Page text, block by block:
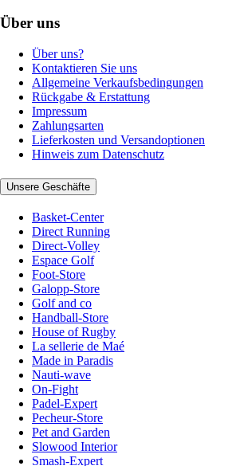
Über uns
Über uns?
Kontaktieren Sie uns
Allgemeine Verkaufsbedingungen
Rückgabe & Erstattung
Impressum
Zahlungsarten
Lieferkosten und Versandoptionen
Hinweis zum Datenschutz
Unsere Geschäfte
Basket-Center
Direct Running
Direct-Volley
Espace Golf
Foot-Store
Galopp-Store
Golf and co
Handball-Store
House of Rugby
La sellerie de Maé
Made in Paradis
Nauti-wave
On-Fight
Padel-Expert
Pecheur-Store
Pet and Garden
Slowood Interior
Smash-Expert